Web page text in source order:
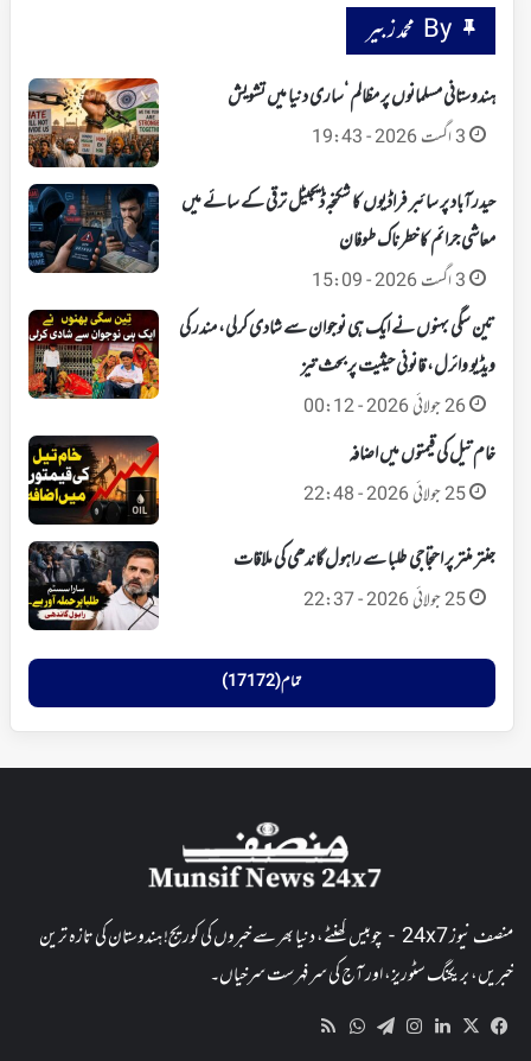
By محمد زبیر
ہندوستانی مسلمانوں پر مظالم ‘ساری دنیا میں تشویش
3 اگست 2026 - 19:43
حیدرآباد پر سائبر فراڈیوں کا شکنجہ‘ ڈیجیٹل ترقی کے سائے میں
معاشی جرائم کا خطرناک طوفان
3 اگست 2026 - 15:09
تین سگی بہنوں نے ایک ہی نوجوان سے شادی کرلی، مندر کی
ویڈیو وائرل، قانونی حیثیت پر بحث تیز
26 جولائی 2026 - 00:12
خام تیل کی قیمتوں میں اضافہ
25 جولائی 2026 - 22:48
جنتر منتر پر احتجاجی طلبا سے راہول گاندھی کی ملاقات
25 جولائی 2026 - 22:37
تمام (17172)
منصف نیوز 24x7 - چوبیس گھنٹے، دنیا بھر سے خبروں کی کوریج! ہندوستان کی تازہ ترین
خبریں، بریکنگ سٹوریز، اور آج کی سرفہرست سرخیاں۔
Facebook
X
LinkedIn
Instagram
Telegram
WhatsApp